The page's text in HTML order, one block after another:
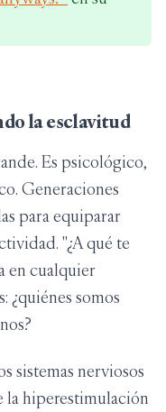
la esclavitud
Es psicológico,
Generaciones
para equiparar
"¿A qué te
en cualquier
¿quiénes somos
sistemas nerviosos
la hiperestimulación